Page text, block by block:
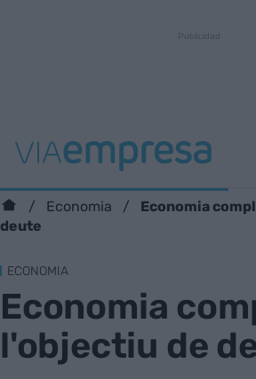
Economia
Economia
deute
ECONOMIA
Economia
l'objectiu de